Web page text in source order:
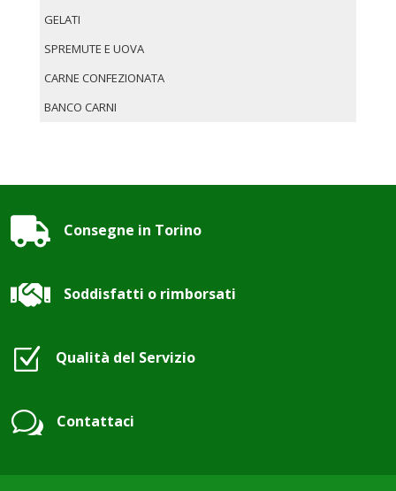
GELATI
SPREMUTE E UOVA
CARNE CONFEZIONATA
BANCO CARNI
 Consegne in Torino
 Soddisfatti o rimborsati
Z Qualità del Servizio
w Contattaci